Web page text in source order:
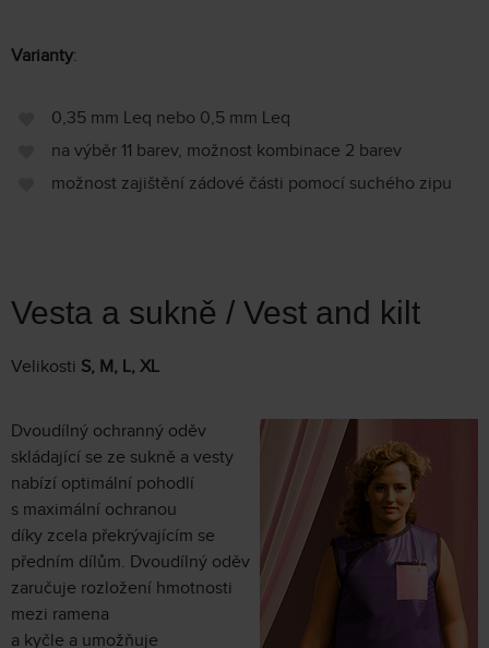
Varianty:
0,35 mm Leq nebo 0,5 mm Leq
na výběr 11 barev, možnost kombinace 2 barev
možnost zajištění zádové části pomocí suchého zipu
Vesta a sukně / Vest and kilt
Velikosti S, M, L, XL
Dvoudílný ochranný oděv
skládající se ze sukně a vesty
nabízí optimální pohodlí
s maximální ochranou
díky zcela překrývajícím se
předním dílům. Dvoudílný oděv
zaručuje rozložení hmotnosti
mezi ramena
a kyčle a umožňuje